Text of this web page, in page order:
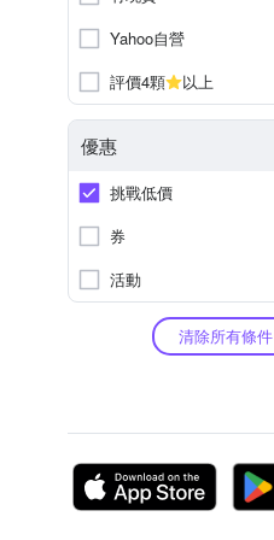
Yahoo自營
評價4顆
以上
優惠
挑戰低價
券
活動
清除所有條件